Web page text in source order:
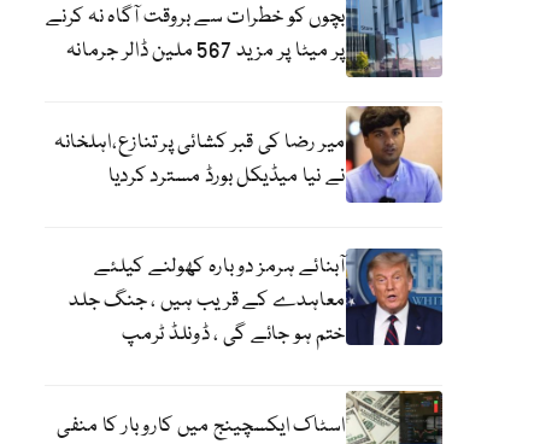
بچوں کو خطرات سے بروقت آگاہ نہ کرنے
پر میٹا پر مزید 567 ملین ڈالر جرمانہ
میر رضا کی قبر کشائی پر تنازع،اہلخانہ
نے نیا میڈیکل بورڈ مسترد کردیا
آبنائے ہرمز دوبارہ کھولنے کیلئے
معاہدے کے قریب ہیں ، جنگ جلد
ختم ہو جائے گی ، ڈونلڈ ٹرمپ
اسٹاک ایکسچینج میں کاروبار کا منفی